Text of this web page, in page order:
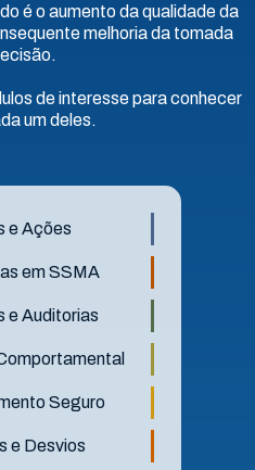
é o aumento da qualidade da
melhoria da tomada
de interesse para conhecer
um deles.
e Ações
em SSMA
e Auditorias
Seguro
e Desvios